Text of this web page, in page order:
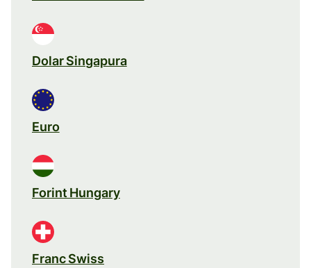
Dolar Singapura
Euro
Forint Hungary
Franc Swiss